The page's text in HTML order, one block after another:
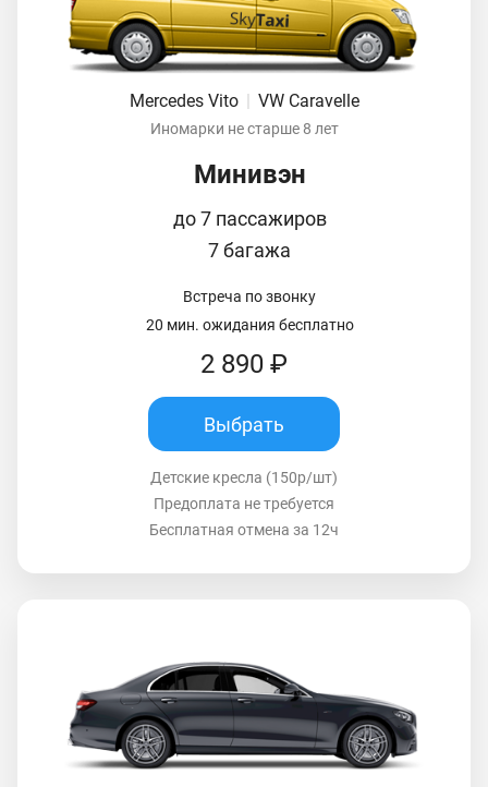
Mercedes Vito VW Caravelle
Иномарки не старше 8 лет
Минивэн
до 7 пассажиров
7 багажа
Встреча по звонку
20 мин. ожидания бесплатно
2 890 ₽
Выбрать
Детские кресла (150р/шт)
Предоплата не требуется
Бесплатная отмена за 12ч